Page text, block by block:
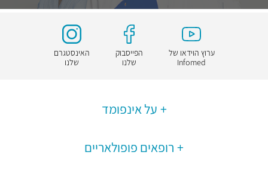
ערוץ הוידאו של
Infomed
הפייסבוק
שלנו
האינסטגרם
שלנו
על אינפומד
רופאים פופולאריים